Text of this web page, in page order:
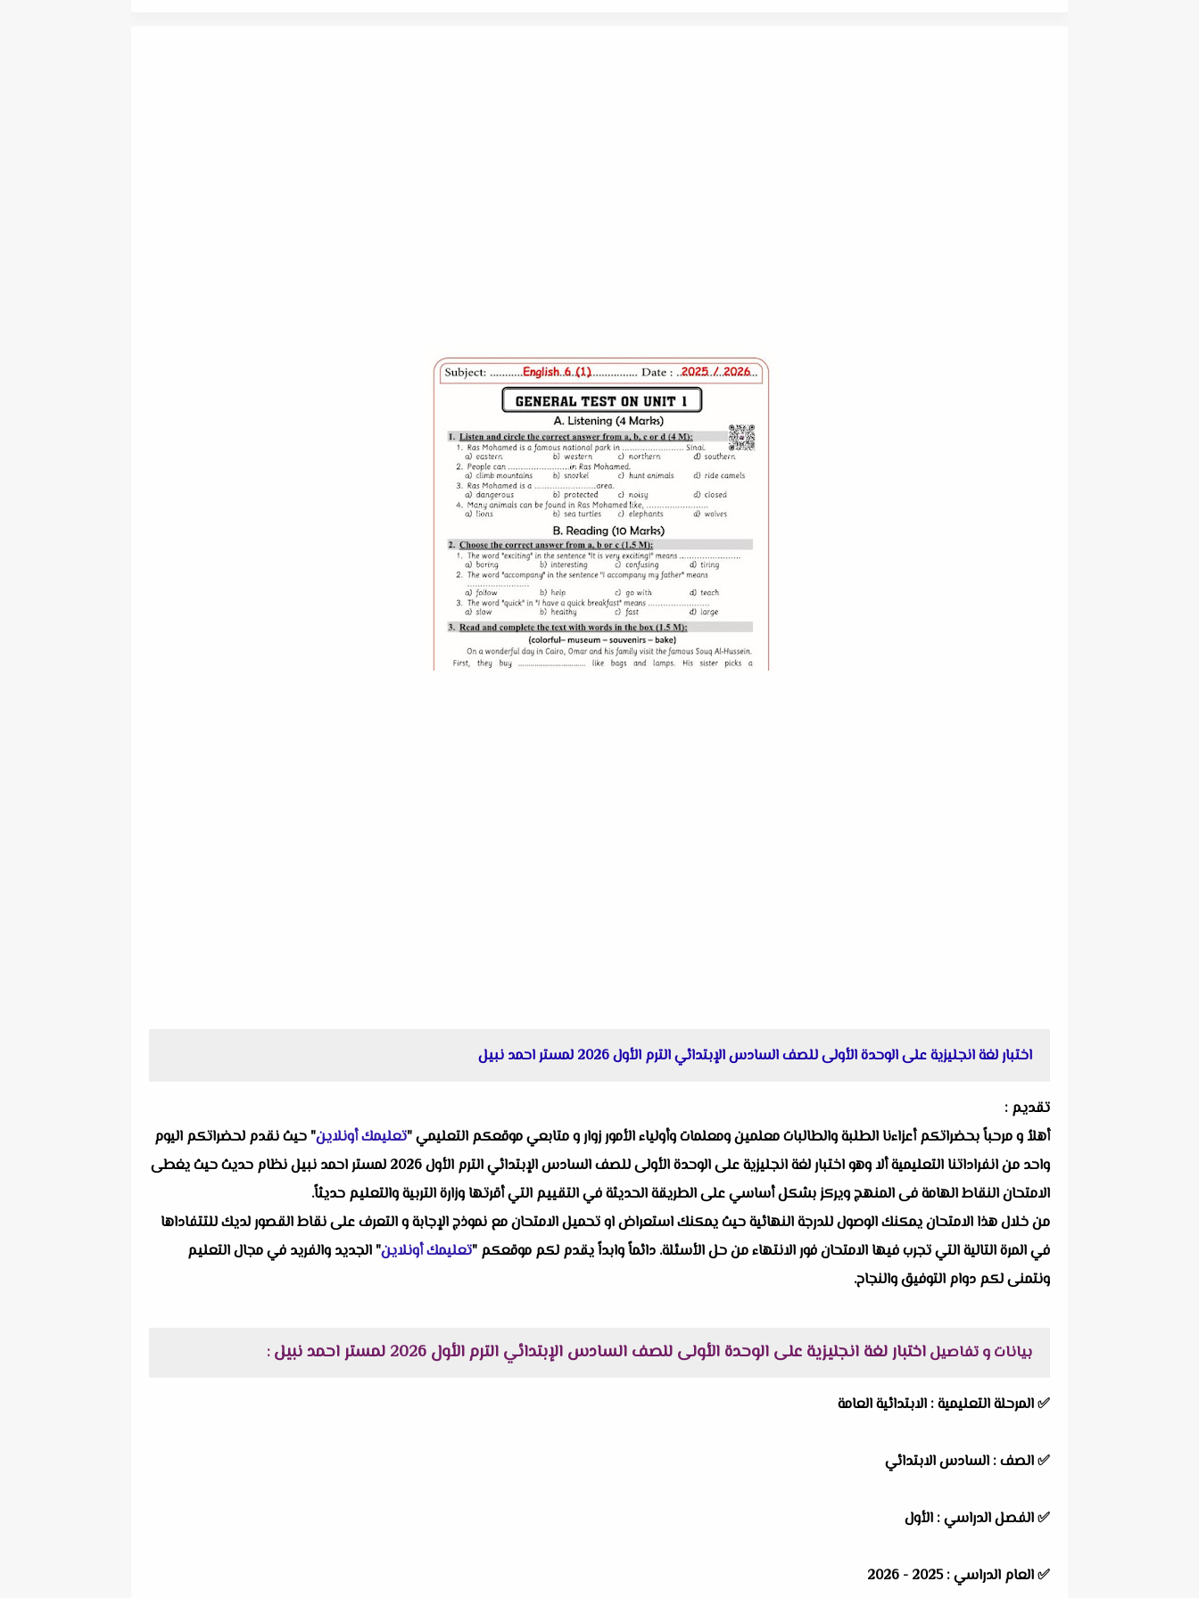
اختبار لغة انجليزية على الوحدة الأولى للصف السادس الإبتدائي الترم الأول 2026 لمستر احمد نبيل
تقديم :
أهلاُ و مرحباً بحضراتكم أعزاءنا الطلبة والطالبات معلمين ومعلمات وأولياء الأمور زوار و متابعي موقعكم التعليمي "تعليمك أونلاين" حيث نقدم لحضراتكم اليوم
واحد من انفراداتنا التعليمية ألا وهو اختبار لغة انجليزية على الوحدة الأولى للصف السادس الإبتدائي الترم الأول 2026 لمستر احمد نبيل نظام حديث حيث يغطى
الامتحان النقاط الهامة فى المنهج ويركز بشكل أساسي على الطريقة الحديثة في التقييم التي أقرتها وزارة التربية والتعليم حديثاً.
من خلال هذا الامتحان يمكنك الوصول للدرجة النهائية حيث يمكنك استعراض او تحميل الامتحان مع نموذج الإجابة و التعرف على نقاط القصور لديك للتتفاداها
في المرة التالية التي تجرب فيها الامتحان فور الانتهاء من حل الأسئلة. دائماً وابداً يقدم لكم موقعكم "تعليمك أونلاين" الجديد والفريد في مجال التعليم
ونتمنى لكم دوام التوفيق والنجاح.
بيانات و تفاصيلاختبار لغة انجليزية على الوحدة الأولى للصف السادس الإبتدائي الترم الأول 2026 لمستر احمد نبيل :
✅المرحلة التعليمية : الابتدائية العامة
✅الصف : السادس الابتدائي
✅الفصل الدراسي : الأول
✅العام الدراسي :2025 - 2026